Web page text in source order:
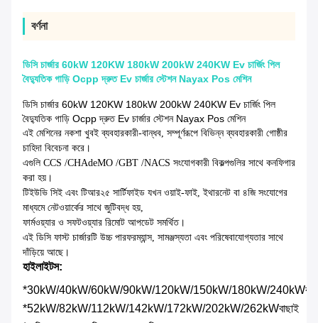
বর্ণনা
ডিসি চার্জার 60kW 120KW 180kW 200kW 240KW Ev চার্জিং পিল
বৈদ্যুতিক গাড়ি Ocpp দ্রুত Ev চার্জার স্টেশন Nayax Pos মেশিন
ডিসি চার্জার 60kW 120KW 180kW 200kW 240KW Ev চার্জিং পিল
বৈদ্যুতিক গাড়ি Ocpp দ্রুত Ev চার্জার স্টেশন Nayax Pos মেশিন
এই মেশিনের নকশা খুবই ব্যবহারকারী-বান্ধব, সম্পূর্ণরূপে বিভিন্ন ব্যবহারকারী গোষ্ঠীর
চাহিদা বিবেচনা করে।
এগুলি CCS /CHAdeMO /GBT /NACS সংযোগকারী বিকল্পগুলির সাথে কনফিগার
করা হয়।
টিইউভি সিই এবং টিআর২৫ সার্টিফাইড যখন ওয়াই-ফাই, ইথারনেট বা ৪জি সংযোগের
মাধ্যমে নেটওয়ার্কের সাথে জুটিবদ্ধ হয়,
ফার্মওয়্যার ও সফটওয়্যার রিমোট আপডেট সমর্থিত।
এই ডিসি ফাস্ট চার্জারটি উচ্চ পারফরম্যান্স, সামঞ্জস্যতা এবং পরিষেবাযোগ্যতার সাথে
দাঁড়িয়ে আছে।
হাইলাইটস:
*30kW/40kW/60kW/90kW/120kW/150kW/180kW/240kW
*52kW/82kW/112kW/142kW/172kW/202kW/262kWবাছাই